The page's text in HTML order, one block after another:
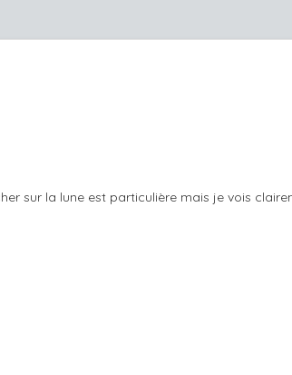
sur la lune est particulière mais je vois